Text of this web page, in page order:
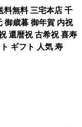
料無料 三宅本店 千
御歳暮 御年賀 内祝
還暦祝 古希祝 喜寿
ギフト 人気 寿